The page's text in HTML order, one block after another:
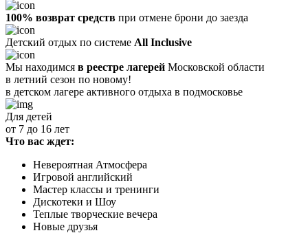
100% возврат средств при отмене брони до заезда
Детский отдых по системе All Inclusive
Мы находимся в реестре лагерей Московской области
в летний сезон по новому!
в детском лагере активного отдыха в подмосковье
Для детей
от 7 до 16 лет
Что вас ждет:
Невероятная Атмосфера
Игровой английский
Мастер классы и тренинги
Дискотеки и Шоу
Теплые творческие вечера
Новые друзья